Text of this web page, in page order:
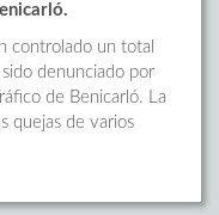
controlado un total
denunciado por
de Benicarló. La
quejas de varios